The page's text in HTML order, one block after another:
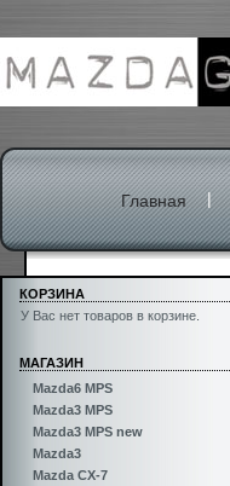
Главная |
КОРЗИНА
У Вас нет товаров в корзине.
МАГАЗИН
Mazda6 MPS
Mazda3 MPS
Mazda3 MPS new
Mazda3
Mazda CX-7